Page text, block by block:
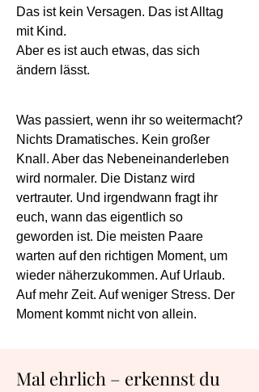
Das ist kein Versagen. Das ist Alltag
mit Kind.
Aber es ist auch etwas, das sich
ändern lässt.
Was passiert, wenn ihr so weitermacht?
Nichts Dramatisches. Kein großer
Knall. Aber das Nebeneinanderleben
wird normaler. Die Distanz wird
vertrauter. Und irgendwann fragt ihr
euch, wann das eigentlich so
geworden ist. Die meisten Paare
warten auf den richtigen Moment, um
wieder näherzukommen. Auf Urlaub.
Auf mehr Zeit. Auf weniger Stress. Der
Moment kommt nicht von allein.
Mal ehrlich – erkennst du